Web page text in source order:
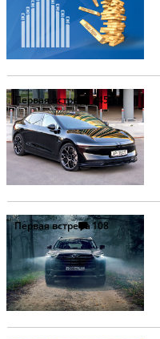
Первая встреча345
Первая встреча108